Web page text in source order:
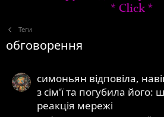
Теги
обговорення
симоньян відповіла,
з сім'ї та погубила його:
реакція мережі